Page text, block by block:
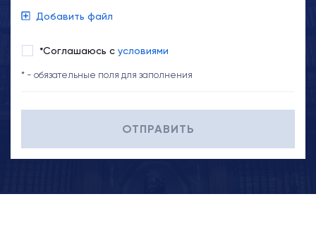
Добавить файл
*Соглашаюсь с условиями
* - обязательные поля для заполнения
ОТПРАВИТЬ